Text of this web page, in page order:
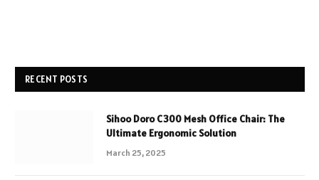
RECENT POSTS
Sihoo Doro C300 Mesh Office Chair: The
Ultimate Ergonomic Solution
March 25, 2025